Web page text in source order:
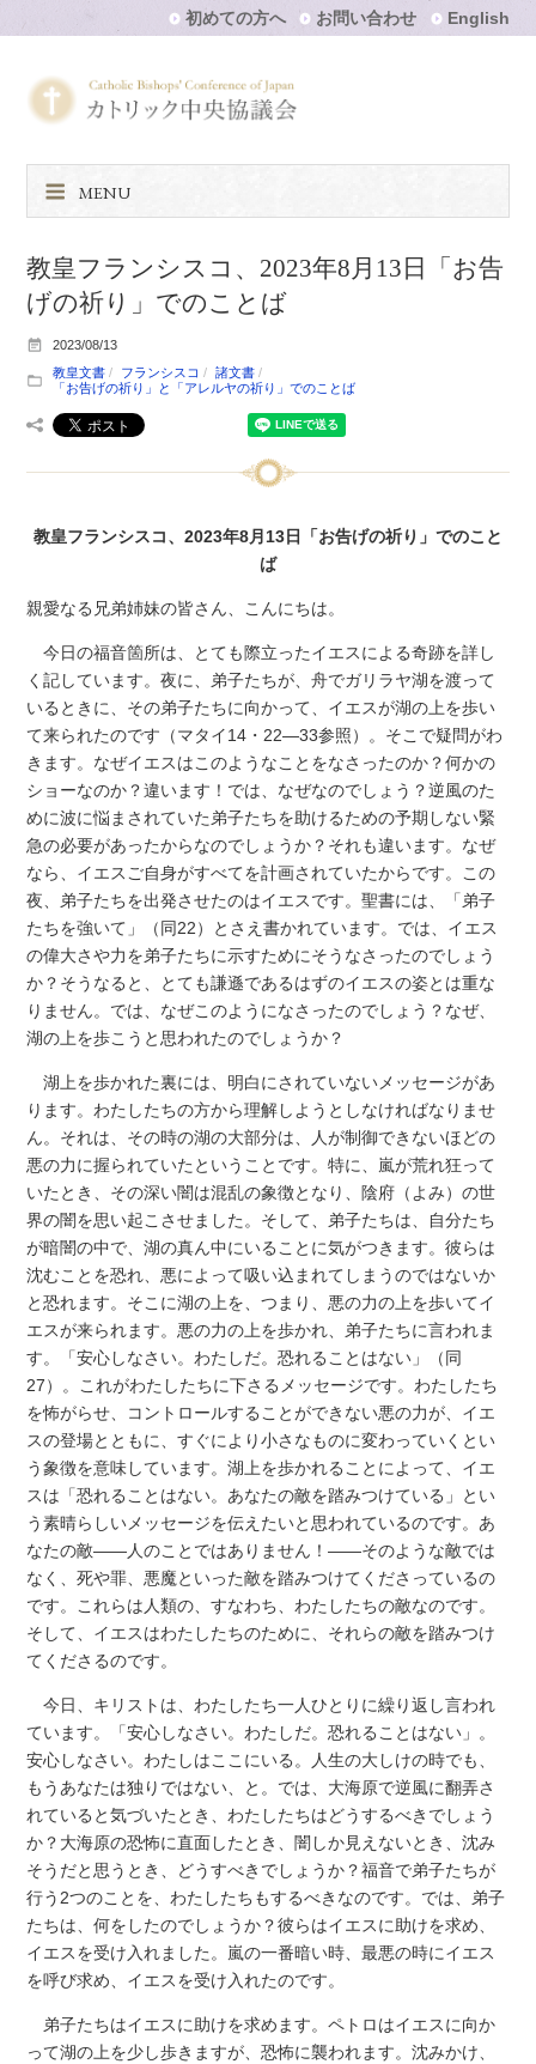
初めての方へ お問い合わせ English
MENU
教皇フランシスコ、2023年8月13日「お告
げの祈り」でのことば
2023/08/13
教皇文書
フランシスコ
諸文書
「お告げの祈り」と「アレルヤの祈り」でのことば
教皇フランシスコ、2023年8月13日「お告げの祈り」でのこと
ば
親愛なる兄弟姉妹の皆さん、こんにちは。
今日の福音箇所は、とても際立ったイエスによる奇跡を詳し
く記しています。夜に、弟子たちが、舟でガリラヤ湖を渡って
いるときに、その弟子たちに向かって、イエスが湖の上を歩い
て来られたのです（マタイ14・22―33参照）。そこで疑問がわ
きます。なぜイエスはこのようなことをなさったのか？何かの
ショーなのか？違います！では、なぜなのでしょう？逆風のた
めに波に悩まされていた弟子たちを助けるための予期しない緊
急の必要があったからなのでしょうか？それも違います。なぜ
なら、イエスご自身がすべてを計画されていたからです。この
夜、弟子たちを出発させたのはイエスです。聖書には、「弟子
たちを強いて」（同22）とさえ書かれています。では、イエス
の偉大さや力を弟子たちに示すためにそうなさったのでしょう
か？そうなると、とても謙遜であるはずのイエスの姿とは重な
りません。では、なぜこのようになさったのでしょう？なぜ、
湖の上を歩こうと思われたのでしょうか？
湖上を歩かれた裏には、明白にされていないメッセージがあ
ります。わたしたちの方から理解しようとしなければなりませ
ん。それは、その時の湖の大部分は、人が制御できないほどの
悪の力に握られていたということです。特に、嵐が荒れ狂って
いたとき、その深い闇は混乱の象徴となり、陰府（よみ）の世
界の闇を思い起こさせました。そして、弟子たちは、自分たち
が暗闇の中で、湖の真ん中にいることに気がつきます。彼らは
沈むことを恐れ、悪によって吸い込まれてしまうのではないか
と恐れます。そこに湖の上を、つまり、悪の力の上を歩いてイ
エスが来られます。悪の力の上を歩かれ、弟子たちに言われま
す。「安心しなさい。わたしだ。恐れることはない」（同
27）。これがわたしたちに下さるメッセージです。わたしたち
を怖がらせ、コントロールすることができない悪の力が、イエ
スの登場とともに、すぐにより小さなものに変わっていくとい
う象徴を意味しています。湖上を歩かれることによって、イエ
スは「恐れることはない。あなたの敵を踏みつけている」とい
う素晴らしいメッセージを伝えたいと思われているのです。あ
なたの敵――人のことではありません！――そのような敵では
なく、死や罪、悪魔といった敵を踏みつけてくださっているの
です。これらは人類の、すなわち、わたしたちの敵なのです。
そして、イエスはわたしたちのために、それらの敵を踏みつけ
てくださるのです。
今日、キリストは、わたしたち一人ひとりに繰り返し言われ
ています。「安心しなさい。わたしだ。恐れることはない」。
安心しなさい。わたしはここにいる。人生の大しけの時でも、
もうあなたは独りではない、と。では、大海原で逆風に翻弄さ
れていると気づいたとき、わたしたちはどうするべきでしょう
か？大海原の恐怖に直面したとき、闇しか見えないとき、沈み
そうだと思うとき、どうすべきでしょうか？福音で弟子たちが
行う2つのことを、わたしたちもするべきなのです。では、弟子
たちは、何をしたのでしょうか？彼らはイエスに助けを求め、
イエスを受け入れました。嵐の一番暗い時、最悪の時にイエス
を呼び求め、イエスを受け入れたのです。
弟子たちはイエスに助けを求めます。ペトロはイエスに向か
って湖の上を少し歩きますが、恐怖に襲われます。沈みかけ、